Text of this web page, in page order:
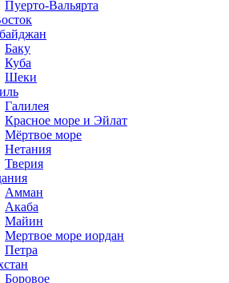
Пуерто-Вальярта
Баку
Куба
Шеки
Галилея
Красное море и Эйлат
Мёртвое море
Нетания
Тверия
Амман
Акаба
Майин
Мертвое море иордан
Петра
Боровое